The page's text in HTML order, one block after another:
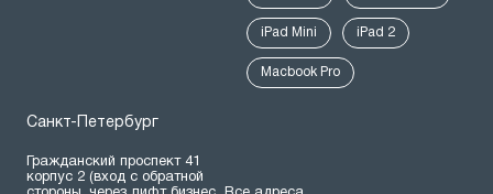
iPad Mini iPad 2
Macbook Pro
Санкт-Петербург
Гражданский проспект 41
корпус 2 (вход с обратной